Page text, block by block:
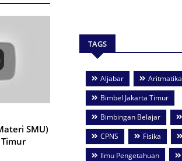
SMU)
TAGS
Aljabar
Aritmatika
Bimbel Jakarta Timur
Bimbingan Belajar
CPNS
Fisika
Ilmu Pengetahuan